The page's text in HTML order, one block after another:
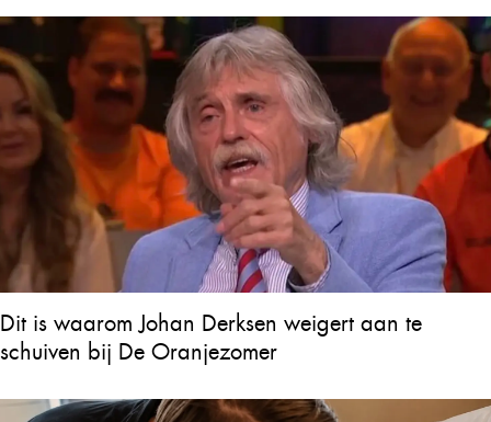
Dit is waarom Johan Derksen weigert aan te
schuiven bij De Oranjezomer